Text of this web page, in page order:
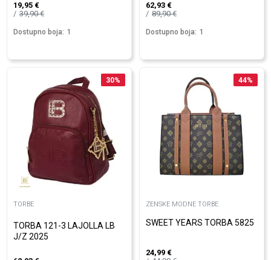
19,95 €
39,90€
Dostupno boja: 1
62,93 €
89,90€
Dostupno boja: 1
30%
TORBE
TORBA 121-3 LAJOLLA LB
J/Z 2025
44%
ZENSKE MODNE TORBE
SWEET YEARS TORBA 5825
24,99 €